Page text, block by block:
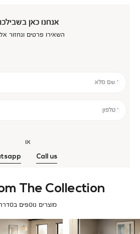
אנחנו כאן
השאירו פרטים ונחזור
* שם מלא
* טלפון
או
Call us
The Collection
מוצרים נוספים